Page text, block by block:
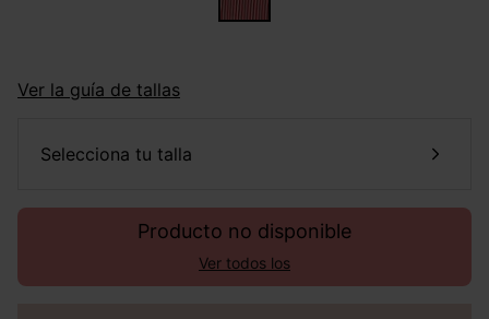
Ver la guía de tallas
selecciona tu talla
Producto no disponible
Ver todos los